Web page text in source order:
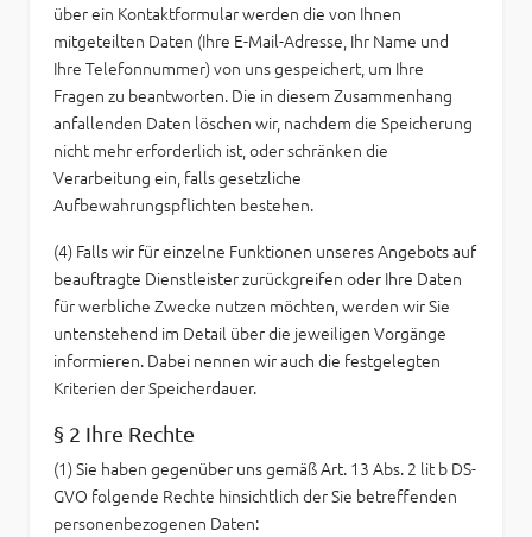
über ein Kontaktformular werden die von Ihnen
mitgeteilten Daten (Ihre E-Mail-Adresse, Ihr Name und
Ihre Telefonnummer) von uns gespeichert, um Ihre
Fragen zu beantworten. Die in diesem Zusammenhang
anfallenden Daten löschen wir, nachdem die Speicherung
nicht mehr erforderlich ist, oder schränken die
Verarbeitung ein, falls gesetzliche
Aufbewahrungspflichten bestehen.
(4) Falls wir für einzelne Funktionen unseres Angebots auf
beauftragte Dienstleister zurückgreifen oder Ihre Daten
für werbliche Zwecke nutzen möchten, werden wir Sie
untenstehend im Detail über die jeweiligen Vorgänge
informieren. Dabei nennen wir auch die festgelegten
Kriterien der Speicherdauer.
§ 2 Ihre Rechte
(1) Sie haben gegenüber uns gemäß Art. 13 Abs. 2 lit b DS-
GVO folgende Rechte hinsichtlich der Sie betreffenden
personenbezogenen Daten: